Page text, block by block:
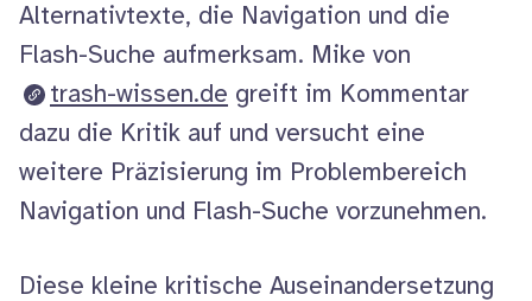
Alternativtexte, die Navigation und die
Flash-Suche aufmerksam. Mike von
trash-wissen.de greift im Kommentar
dazu die Kritik auf und versucht eine
weitere Präzisierung im Problembereich
Navigation und Flash-Suche vorzunehmen.
Diese kleine kritische Auseinandersetzung